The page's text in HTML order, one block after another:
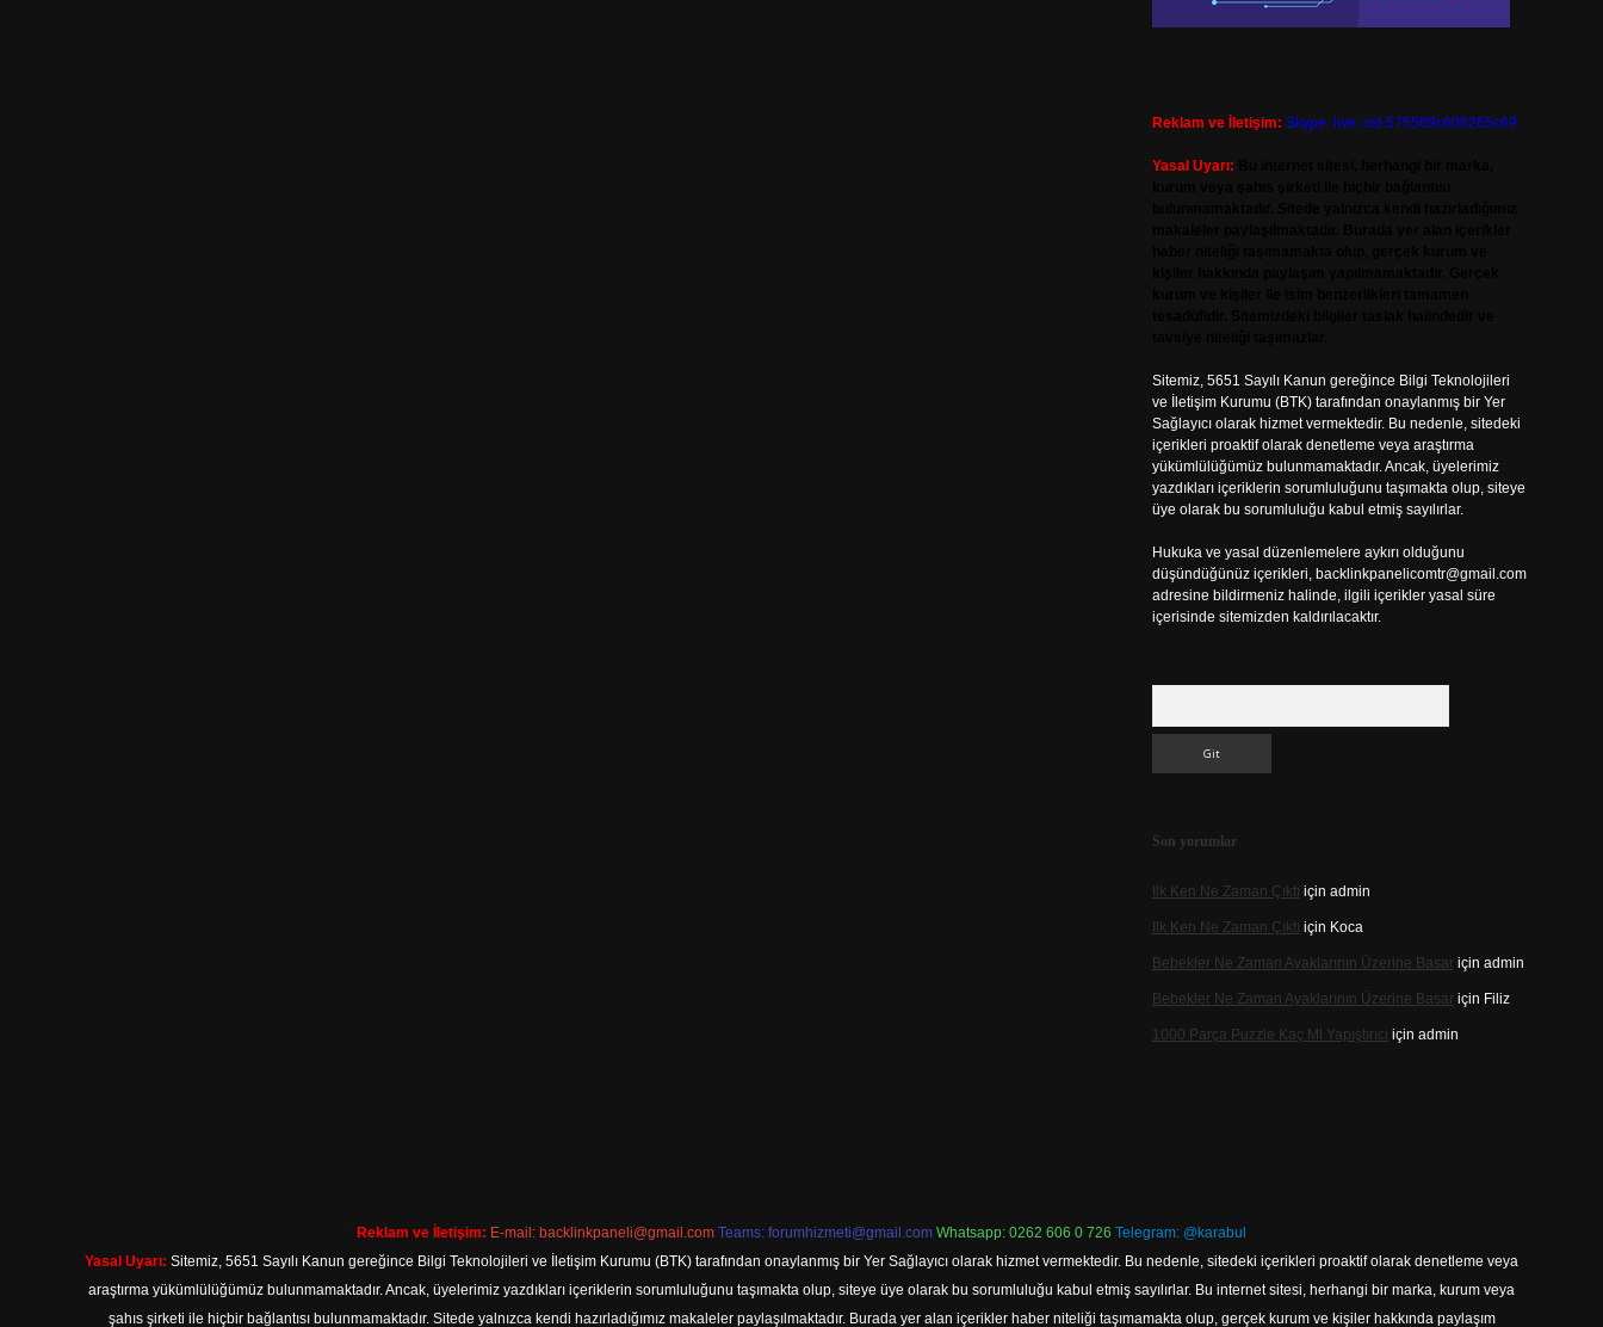
Reklam ve İletişim: Skype: live:.cid.575569c608265c69
Yasal Uyarı:
Sitemiz, 5651 Sayılı Kanun gereğince Bilgi Teknolojileri
ve İletişim Kurumu (BTK) tarafından onaylanmış bir Yer
Sağlayıcı olarak hizmet vermektedir. Bu nedenle, sitedeki
içerikleri proaktif olarak denetleme veya araştırma
yükümlülüğümüz bulunmamaktadır. Ancak, üyelerimiz
yazdıkları içeriklerin sorumluluğunu taşımakta olup, siteye
üye olarak bu sorumluluğu kabul etmiş sayılırlar.
Hukuka ve yasal düzenlemelere aykırı olduğunu
düşündüğünüz içerikleri, backlinkpanelicomtr@gmail.com
adresine bildirmeniz halinde, ilgili içerikler yasal süre
içerisinde sitemizden kaldırılacaktır.
Son yorumlar
Ilk Ken Ne Zaman Çıktı için admin
Ilk Ken Ne Zaman Çıktı için Koca
Bebekler Ne Zaman Ayaklarının Üzerine Basariçin admin
Bebekler Ne Zaman Ayaklarının Üzerine Basariçin Filiz
1000 Parça Puzzle Kaç Ml Yapıştırıcı için admin
Reklam ve İletişim: E-mail: backlinkpaneli@gmail.com Teams: forumhizmeti@gmail.com Whatsapp: 0262 606 0 726 Telegram: @karabul
Yasal Uyarı: Sitemiz, 5651 Sayılı Kanun gereğince Bilgi Teknolojileri ve İletişim Kurumu (BTK) tarafından onaylanmış bir Yer Sağlayıcı olarak hizmet vermektedir. Bu nedenle, sitedeki içerikleri proaktif olarak denetleme veya
araştırma yükümlülüğümüz bulunmamaktadır. Ancak, üyelerimiz yazdıkları içeriklerin sorumluluğunu taşımakta olup, siteye üye olarak bu sorumluluğu kabul etmiş sayılırlar. Bu internet sitesi, herhangi bir marka, kurum veya
şahıs şirketi ile hiçbir bağlantısı bulunmamaktadır. Sitede yalnızca kendi hazırladığımız makaleler paylaşılmaktadır. Burada yer alan içerikler haber niteliği taşımamakta olup, gerçek kurum ve kişiler hakkında paylaşım